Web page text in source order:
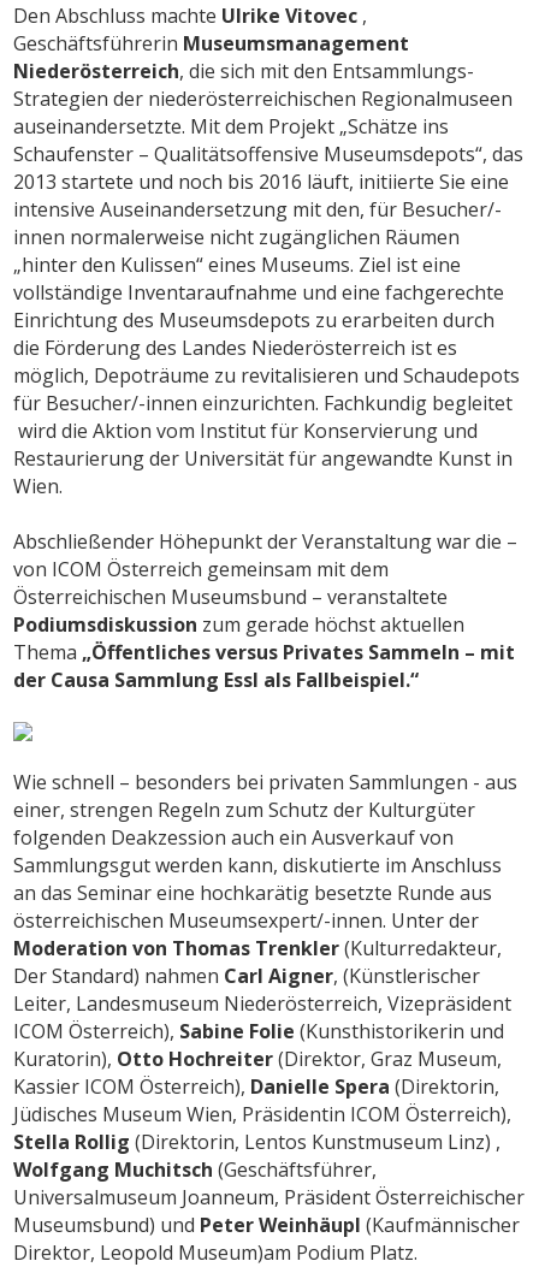
Den Abschluss machte Ulrike Vitovec ,
Geschäftsführerin Museumsmanagement
Niederösterreich, die sich mit den Entsammlungs-
Strategien der niederösterreichischen Regionalmuseen
auseinandersetzte. Mit dem Projekt „Schätze ins
Schaufenster – Qualitätsoffensive Museumsdepots“, das
2013 startete und noch bis 2016 läuft, initiierte Sie eine
intensive Auseinandersetzung mit den, für Besucher/-
innen normalerweise nicht zugänglichen Räumen
„hinter den Kulissen“ eines Museums. Ziel ist eine
vollständige Inventaraufnahme und eine fachgerechte
Einrichtung des Museumsdepots zu erarbeiten durch
die Förderung des Landes Niederösterreich ist es
möglich, Depoträume zu revitalisieren und Schaudepots
für Besucher/-innen einzurichten. Fachkundig begleitet
wird die Aktion vom Institut für Konservierung und
Restaurierung der Universität für angewandte Kunst in
Wien.
Abschließender Höhepunkt der Veranstaltung war die –
von ICOM Österreich gemeinsam mit dem
Österreichischen Museumsbund – veranstaltete
Podiumsdiskussion zum gerade höchst aktuellen
Thema „Öffentliches versus Privates Sammeln – mit
der Causa Sammlung Essl als Fallbeispiel.“
Wie schnell – besonders bei privaten Sammlungen - aus
einer, strengen Regeln zum Schutz der Kulturgüter
folgenden Deakzession auch ein Ausverkauf von
Sammlungsgut werden kann, diskutierte im Anschluss
an das Seminar eine hochkarätig besetzte Runde aus
österreichischen Museumsexpert/-innen. Unter der
Moderation von Thomas Trenkler(Kulturredakteur,
Der Standard) nahmen Carl Aigner, (Künstlerischer
Leiter, Landesmuseum Niederösterreich, Vizepräsident
ICOM Österreich), Sabine Folie (Kunsthistorikerin und
Kuratorin), Otto Hochreiter(Direktor, Graz Museum,
Kassier ICOM Österreich), Danielle Spera (Direktorin,
Jüdisches Museum Wien, Präsidentin ICOM Österreich),
Stella Rollig (Direktorin, Lentos Kunstmuseum Linz) ,
Wolfgang Muchitsch (Geschäftsführer,
Universalmuseum Joanneum, Präsident Österreichischer
Museumsbund) und Peter Weinhäupl (Kaufmännischer
Direktor, Leopold Museum)am Podium Platz.